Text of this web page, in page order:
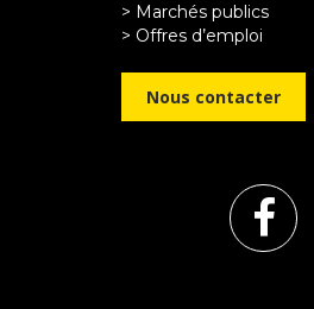
> Marchés publics
> Offres d’emploi
Nous contacter